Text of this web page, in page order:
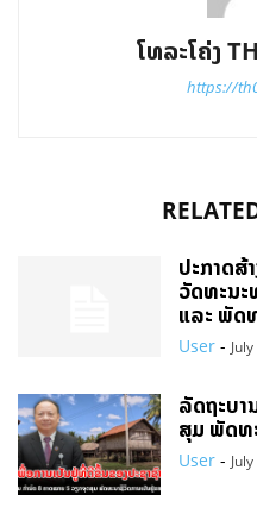
ໂທລະໂຄ່ງ
https://
ປະກາດສ້
ວັດທະນະ
ແລະ ພັດ
User -
ລັດຖະບາ
ສຸມ ພັດທ
User -